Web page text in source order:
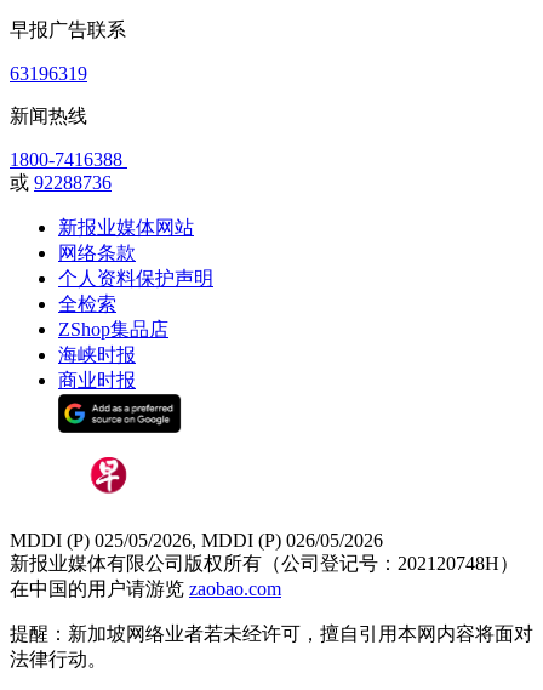
早报广告联系
63196319
新闻热线
1800-7416388
或 92288736
新报业媒体网站
网络条款
个人资料保护声明
全检索
ZShop集品店
海峡时报
商业时报
MDDI (P) 025/05/2026, MDDI (P) 026/05/2026
新报业媒体有限公司版权所有（公司登记号：202120748H）
在中国的用户请游览 zaobao.com
提醒：新加坡网络业者若未经许可，擅自引用本网内容将面对
法律行动。